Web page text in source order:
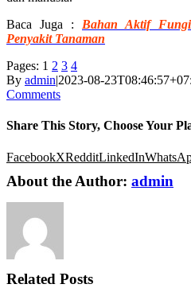
Baca Juga : Bahan Aktif
Penyakit Tanaman
Pages: 1 2 3 4
By admin|2023-08-
Comments
Share This Story, Choose Your
FacebookXRedditLinkedIn
About the Author: admin
Related Posts